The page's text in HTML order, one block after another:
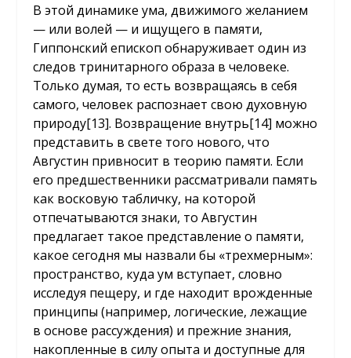
В этой динамике ума, движимого желанием
— или волей — и ищущего в памяти,
Гиппонский епископ обнаруживает один из
следов тринитарного образа в человеке.
Только думая, то есть возвращаясь в себя
самого, человек распознает свою духовную
природу[13]. Возвращение внутрь[14] можно
представить в свете того нового, что
Августин привносит в теорию памяти. Если
его предшественники рассматривали память
как восковую табличку, на которой
отпечатываются знаки, то Августин
предлагает такое представление о памяти,
какое сегодня мы назвали бы «трехмерным»:
пространство, куда ум вступает, словно
исследуя пещеру, и где находит врожденные
принципы (например, логические, лежащие
в основе рассуждения) и прежние знания,
накопленные в силу опыта и доступные для